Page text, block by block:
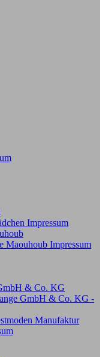
Impressum
Maouhoub Impressum
& Co. KG
GmbH & Co. KG -
Manufaktur